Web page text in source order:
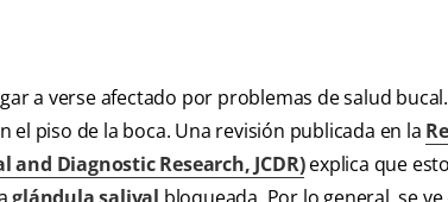
a verse afectado por problemas de salud
piso de la boca. Una revisión publicada en la
Diagnostic Research, JCDR)explica que